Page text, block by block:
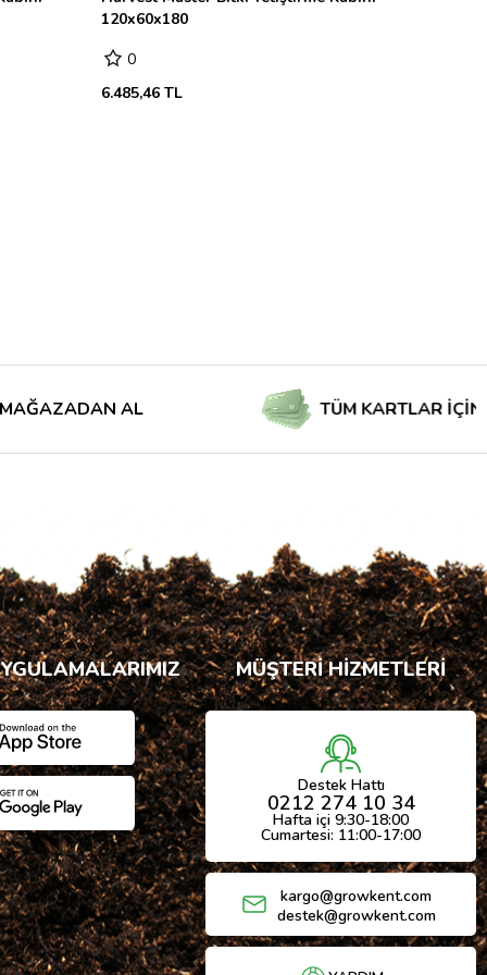
120x60x180
0
6.485,46 TL
AL TÜM KARTLAR İÇİN
MÜŞTERİ HİZMETLERİ
Destek Hattı
0212 274 10 34
Hafta içi 9:30-18:00
Cumartesi: 11:00-17:00
kargo@growkent.com
destek@growkent.com